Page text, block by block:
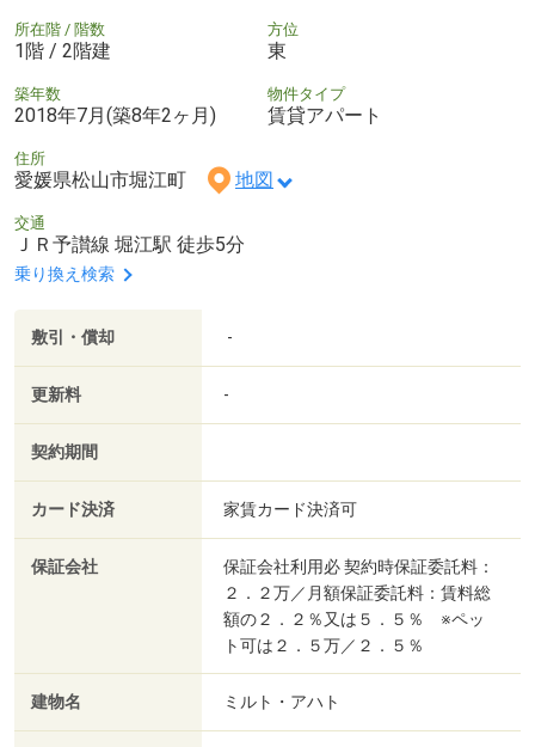
所在階 / 階数
1階 / 2階建
方位
東
築年数
2018年7月(築8年2ヶ月)
物件タイプ
賃貸アパート
住所
愛媛県松山市堀江町 地図
交通
ＪＲ予讃線 堀江駅 徒歩5分
乗り換え検索
敷引・償却 -
更新料 -
契約期間
カード決済 家賃カード決済可
保証会社
保証会社利用必 契約時保証委託料：
２．２万／月額保証委託料：賃料総
額の２．２％又は５．５％ ※ペッ
ト可は２．５万／２．５％
建物名 ミルト・アハト